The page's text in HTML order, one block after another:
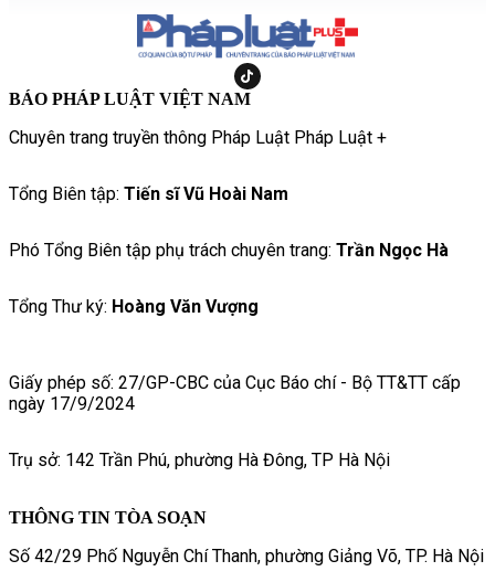
BÁO PHÁP LUẬT VIỆT NAM
Chuyên trang truyền thông Pháp Luật Pháp Luật +
Tổng Biên tập: Tiến sĩ Vũ Hoài Nam
Phó Tổng Biên tập phụ trách chuyên trang: Trần Ngọc Hà
Tổng Thư ký: Hoàng Văn Vượng
Giấy phép số: 27/GP-CBC của Cục Báo chí - Bộ TT&TT cấp
ngày 17/9/2024
Trụ sở: 142 Trần Phú, phường Hà Đông, TP Hà Nội
THÔNG TIN TÒA SOẠN
Số 42/29 Phố Nguyễn Chí Thanh, phường Giảng Võ, TP. Hà Nội